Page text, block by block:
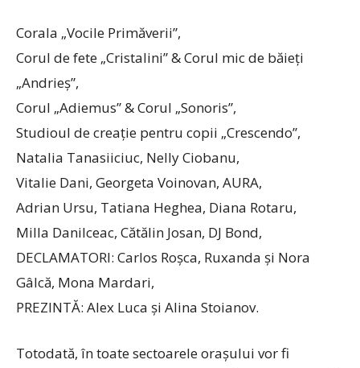
Corala „Vocile Primăverii”,
Corul de fete „Cristalini” & Corul mic de băieți
„Andrieș”,
Corul „Adiemus” & Corul „Sonoris”,
Studioul de creație pentru copii „Crescendo”,
Natalia Tanasiiciuc, Nelly Ciobanu,
Vitalie Dani, Georgeta Voinovan, AURA,
Adrian Ursu, Tatiana Heghea, Diana Rotaru,
Milla Danilceac, Cătălin Josan, DJ Bond,
DECLAMATORI: Carlos Roșca, Ruxanda și Nora
Gâlcă, Mona Mardari,
PREZINTĂ: Alex Luca și Alina Stoianov.
Totodată, în toate sectoarele orașului vor fi